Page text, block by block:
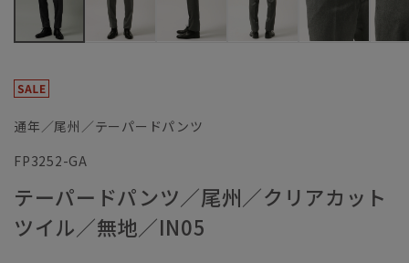
通年／尾州／テーパードパンツ
FP3252-GA
テーパードパンツ／尾州／クリアカット
ツイル／無地／IN05